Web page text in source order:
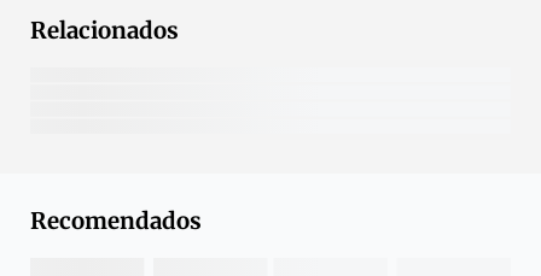
Relacionados
Recomendados